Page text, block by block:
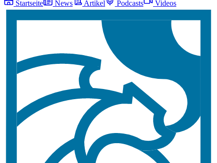
Startseite
News Artikel Podcasts Videos